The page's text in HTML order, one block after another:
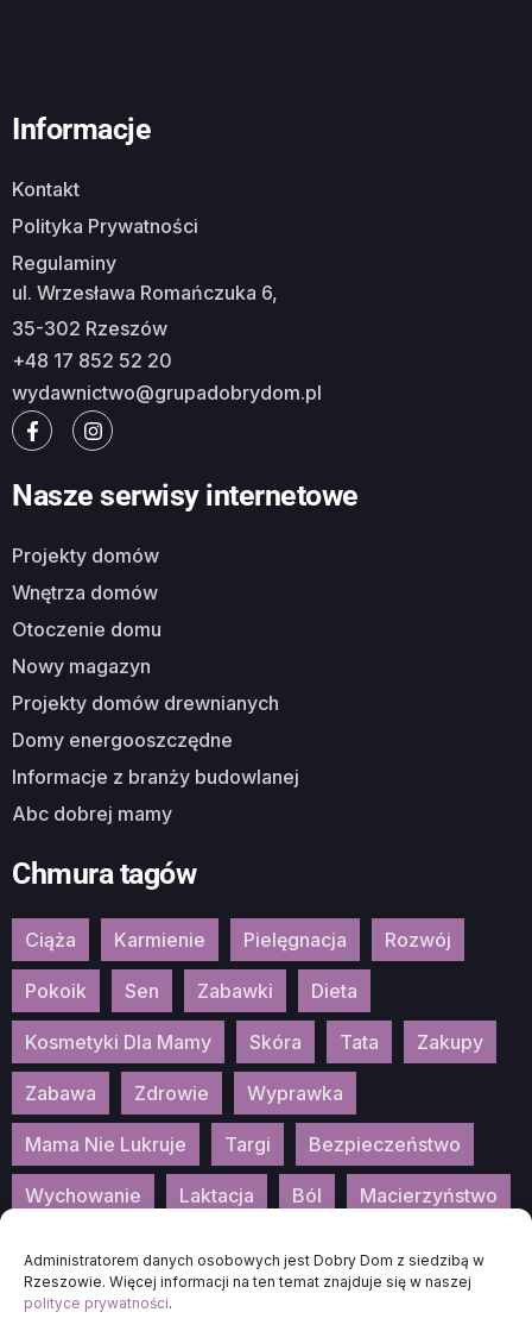
Administratorem danych osobowych jest Dobry Dom z siedzibą w
Rzeszowie. Więcej informacji na ten temat znajduje się w naszej
polityce prywatności.
Informacje
Kontakt
Polityka Prywatności
Regulaminy
ul. Wrzesława Romańczuka 6,
35-302 Rzeszów
+48 17 852 52 20
wydawnictwo@grupadobrydom.pl
Nasze serwisy internetowe
Projekty domów
Wnętrza domów
Otoczenie domu
Nowy magazyn
Projekty domów drewnianych
Domy energooszczędne
Informacje z branży budowlanej
Abc dobrej mamy
Chmura tagów
Ciąża Karmienie Pielęgnacja Rozwój
Pokoik Sen Zabawki Dieta
Kosmetyki Dla Mamy Skóra Tata Zakupy
Zabawa Zdrowie Wyprawka
Mama Nie Lukruje Targi Bezpieczeństwo
Wychowanie Laktacja Ból Macierzyństwo